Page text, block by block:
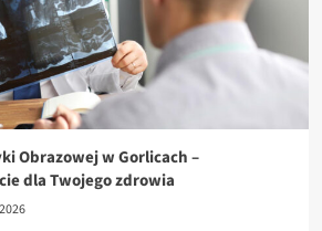
Obrazowej w Gorlicach –
dla Twojego zdrowia